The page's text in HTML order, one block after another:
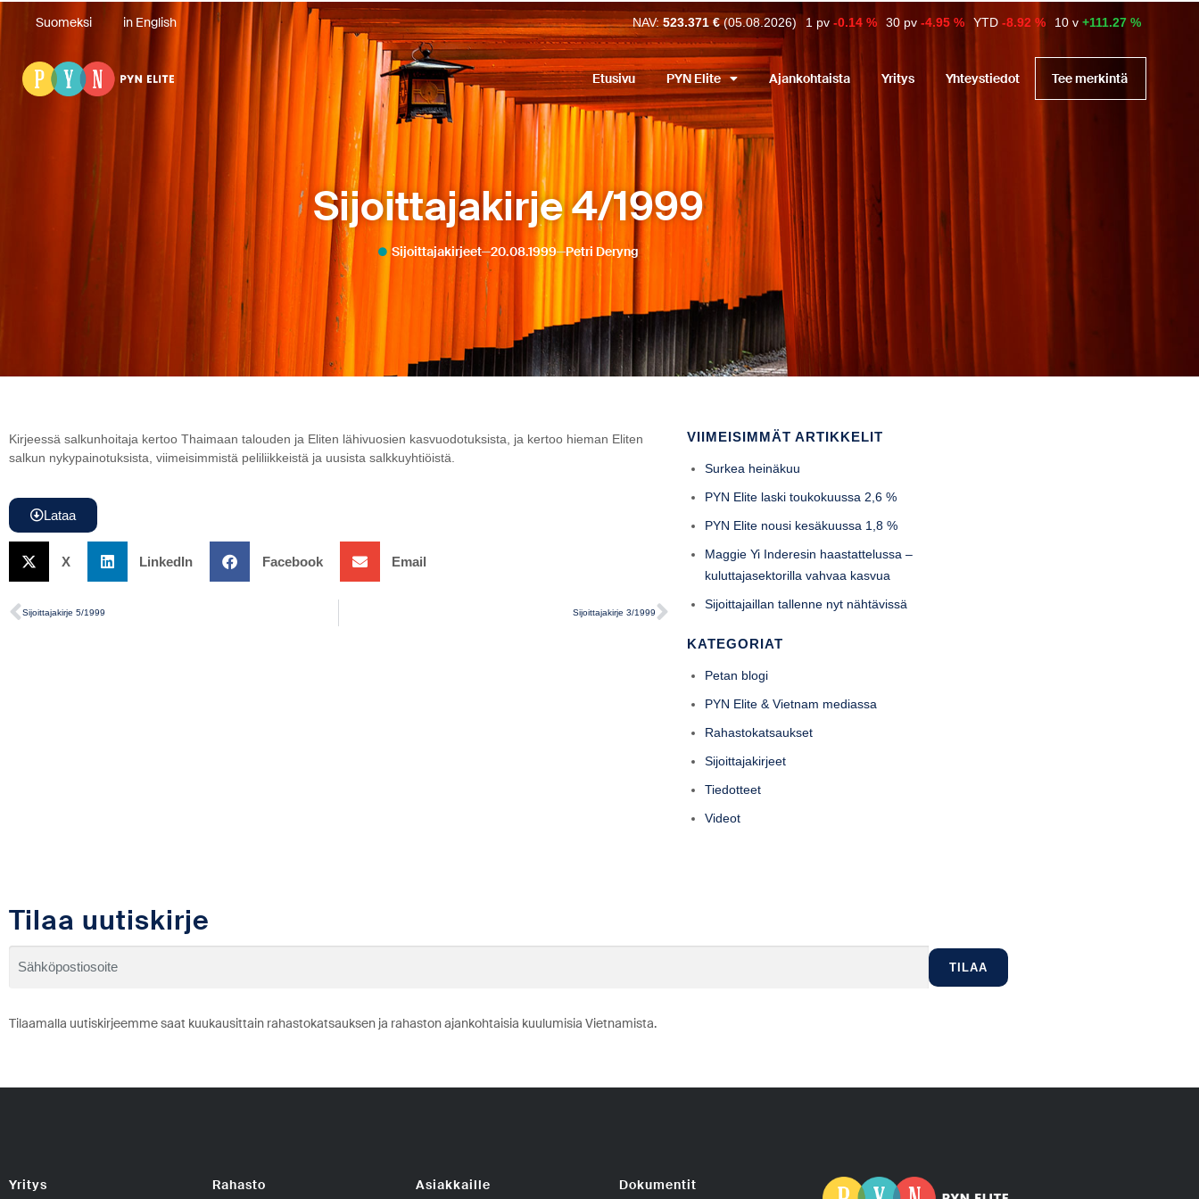
Suomeksi in English NAV: 523.371 € (05.08.2026) 1 pv -0.14 % 30 pv -4.95 % YTD -8.92 % 10 v +111.27 %
Etusivu PYN Elite Ajankohtaista Yritys Yhteystiedot Tee merkintä
Sijoittajakirje 4/1999
Sijoittajakirjeet 20.08.1999 Petri Deryng
Kirjeessä salkunhoitaja kertoo Thaimaan talouden ja Eliten lähivuosien kasvuodotuksista, ja kertoo hieman Eliten
salkun nykypainotuksista, viimeisimmistä peliliikkeistä ja uusista salkkuyhtiöistä.
Lataa
X LinkedIn Facebook Email
Sijoittajakirje 5/1999 Sijoittajakirje 3/1999
VIIMEISIMMÄT ARTIKKELIT
Surkea heinäkuu
PYN Elite laski toukokuussa 2,6 %
PYN Elite nousi kesäkuussa 1,8 %
Maggie Yi Inderesin haastattelussa –
kuluttajasektorilla vahvaa kasvua
Sijoittajaillan tallenne nyt nähtävissä
KATEGORIAT
Petan blogi
PYN Elite & Vietnam mediassa
Rahastokatsaukset
Sijoittajakirjeet
Tiedotteet
Videot
Tilaa uutiskirje
Tilaamalla uutiskirjeemme saat kuukausittain rahastokatsauksen ja rahaston ajankohtaisia kuulumisia Vietnamista.
Yritys Rahasto Asiakkaille Dokumentit